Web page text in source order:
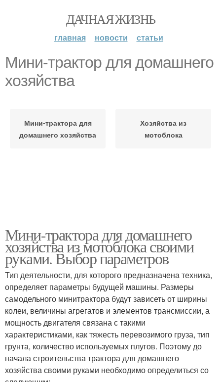
ДАЧНАЯ ЖИЗНЬ
главная новости статьи
Мини-трактор для домашнего
хозяйства
Мини-трактора для
домашнего хозяйства
Хозяйства из
мотоблока
Мини-трактора для домашнего
хозяйства из мотоблока своими
руками. Выбор параметров
Тип деятельности, для которого предназначена техника,
определяет параметры будущей машины. Размеры
самодельного минитрактора будут зависеть от ширины
колеи, величины агрегатов и элементов трансмиссии, а
мощность двигателя связана с такими
характеристиками, как тяжесть перевозимого груза, тип
грунта, количество используемых плугов. Поэтому до
начала строительства трактора для домашнего
хозяйства своими руками необходимо определиться со